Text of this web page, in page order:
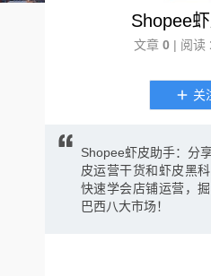
Shopee
文章 0 | 阅读
关
Shopee虾皮助手：分
皮运营干货和虾皮黑
快速学会店铺运营，
巴西八大市场！